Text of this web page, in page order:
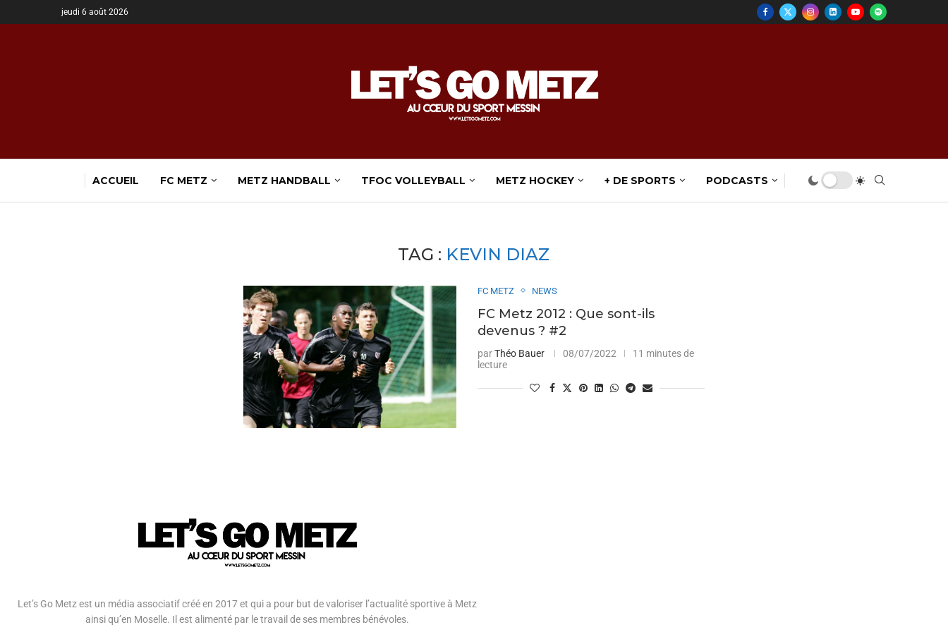
jeudi 6 août 2026
ACCUEIL FC METZ METZ HANDBALL TFOC VOLLEYBALL METZ HOCKEY + DE SPORTS PODCASTS
TAG : KEVIN DIAZ
FC METZ NEWS
FC Metz 2012 : Que sont-ils
devenus ? #2
parThéo Bauer 08/07/2022
11 minutes de
lecture
Let’s Go Metz est un média associatif créé en 2017 et qui a pour but de valoriser l’actualité sportive à Metz
ainsi qu’en Moselle. Il est alimenté par le travail de ses membres bénévoles.